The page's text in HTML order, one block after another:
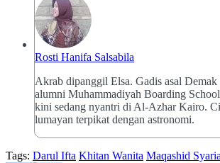
Rosti Hanifa Salsabila
Akrab dipanggil Elsa. Gadis asal Demak
alumni Muhammadiyah Boarding
kini sedang nyantri di Al-Azhar Kairo.
lumayan terpikat dengan astronomi.
Tags: Darul Ifta Khitan Wanita Maqashid